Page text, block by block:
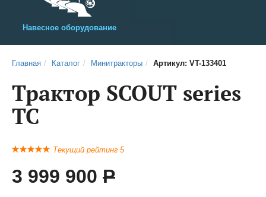
Навесное оборудование
Главная Каталог Минитракторы Артикул: VT-133401
Трактор SCOUT series
TC
Текущий рейтинг 5
3 999 900 Р